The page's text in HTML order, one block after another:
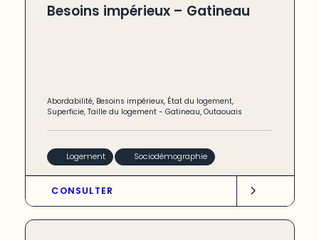
Besoins impérieux – Gatineau
Abordabilité, Besoins impérieux, État du logement,
Superficie,Taille du logement -Gatineau,Outaouais
Logement Sociodémographie
CONSULTER